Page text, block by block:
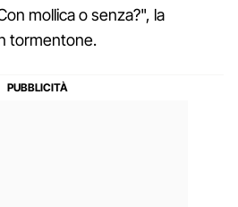
mollica o senza?", la
tormentone.